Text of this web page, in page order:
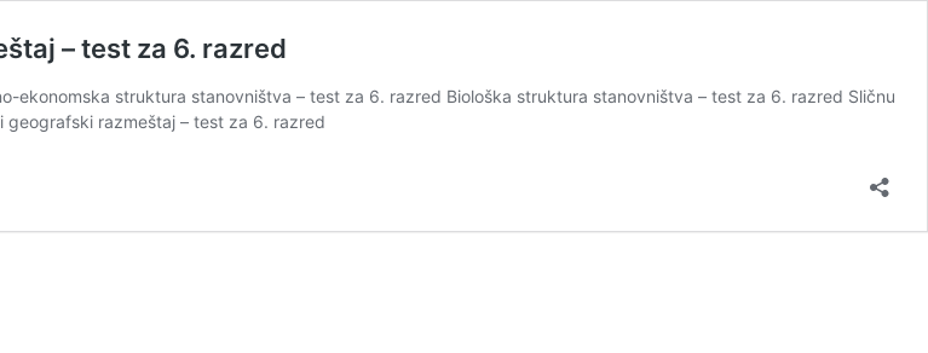
– test za 6. razred
ekonomska struktura stanovništva – test za 6. razred Biološka struktura stanovništva – test za 6. razred Sličnu
geografski razmeštaj – test za 6. razred